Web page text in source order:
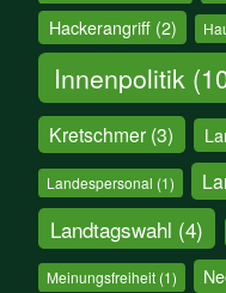
Hackerangriff(2)
Innenpolitik
Kretschmer (3)
Landespersonal (1)
Landtagswahl (4)
Meinungsfreiheit (1)